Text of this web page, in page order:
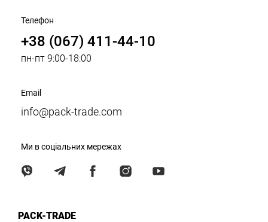
Телефон
+38 (067) 411-44-10
пн-пт 9:00-18:00
Email
info@pack-trade.com
Ми в соціальних мережах
PACK-TRADE